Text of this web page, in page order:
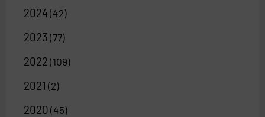
2024 (42)
2023 (77)
2022 (109)
2021 (2)
2020 (45)